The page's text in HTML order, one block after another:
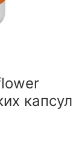
капсул